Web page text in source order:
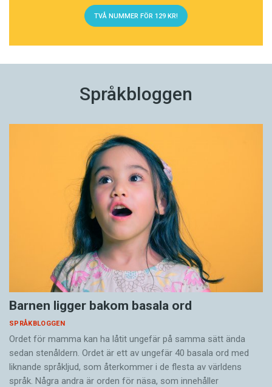
TVÅ NUMMER FÖR 129 KR!
Språkbloggen
Barnen ligger bakom basala ord
SPRÅKBLOGGEN
Ordet för mamma kan ha låtit ungefär på samma sätt ända
sedan stenåldern. Ordet är ett av ungefär 40 basala ord med
liknande språkljud, som återkommer i de flesta av världens
språk. Några andra är orden för näsa, som innehåller